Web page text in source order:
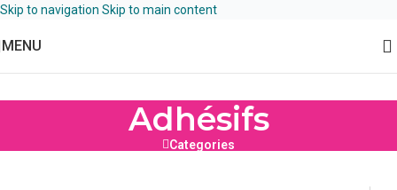
Skip to navigation Skip to main content
MENU
Adhésifs
Categories